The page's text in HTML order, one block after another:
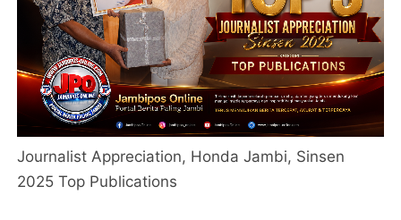
Journalist Appreciation, Honda Jambi, Sinsen
2025 Top Publications